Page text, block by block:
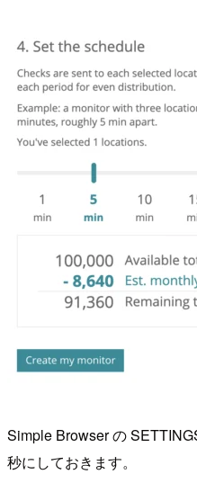
Simple Browser の
秒にしておきます。